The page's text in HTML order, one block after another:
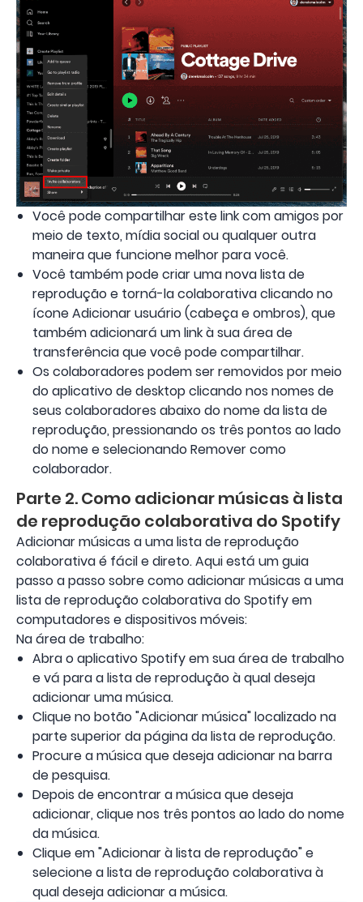
Você pode compartilhar este link com amigos por
meio de texto, mídia social ou qualquer outra
maneira que funcione melhor para você.
Você também pode criar uma nova lista de
reprodução e torná-la colaborativa clicando no
ícone Adicionar usuário (cabeça e ombros), que
também adicionará um link à sua área de
transferência que você pode compartilhar.
Os colaboradores podem ser removidos por meio
do aplicativo de desktop clicando nos nomes de
seus colaboradores abaixo do nome da lista de
reprodução, pressionando os três pontos ao lado
do nome e selecionando Remover como
colaborador.
Parte 2. Como adicionar músicas à lista
de reprodução colaborativa do Spotify
Adicionar músicas a uma lista de reprodução
colaborativa é fácil e direto. Aqui está um guia
passo a passo sobre como adicionar músicas a uma
lista de reprodução colaborativa do Spotify em
computadores e dispositivos móveis:
Na área de trabalho:
Abra o aplicativo Spotify em sua área de trabalho
e vá para a lista de reprodução à qual deseja
adicionar uma música.
Clique no botão "Adicionar música" localizado na
parte superior da página da lista de reprodução.
Procure a música que deseja adicionar na barra
de pesquisa.
Depois de encontrar a música que deseja
adicionar, clique nos três pontos ao lado do nome
da música.
Clique em "Adicionar à lista de reprodução" e
selecione a lista de reprodução colaborativa à
qual deseja adicionar a música.